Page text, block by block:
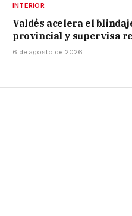
INTERIOR
Valdés acelera el
provincial y supervisa
6 de agosto de 2026